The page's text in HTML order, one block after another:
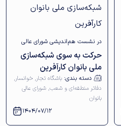
در نشست هم‎اندیشی شورای عالی
بانوان با بانوان کارآفرین خوانسار
مطرح شد
حرکت به سوی شبکه‌سازی
ملی بانوان کارآفرین
دسته بندی: باشگاه تجار, خوانسار,
دفاتر منطقه‌ای و شعب, شورای عالی
بانوان
1404/07/12